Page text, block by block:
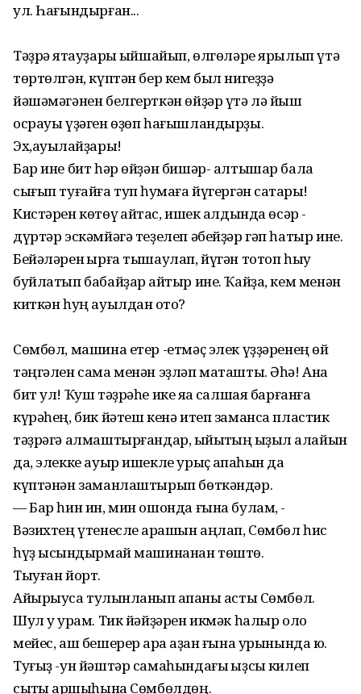
ул. Һағындырған...
Тәҙрә яҡтауҙары ҡыйшайып, өлгөләре ярылып үтә
төртөлгән, күптән бер кем был нигеҙҙә
йәшәмәгәнен белгерткән өйҙәр үтә лә йыш
осрауы үҙәген өҙөп һағышландырҙы.
Эх,ауылҡайҙары!
Бар ине бит һәр өйҙән бишәр- алтышар бала
сығып туғайға туп һуҡмаға йүгергән саҡтары!
Кистәрен көтөү ҡайтҡас, ишек алдында өсәр -
дүртәр эскәмйәгә теҙелеп әбейҙәр гәп һатыр ине.
Бейәләрен ҡырға тышаулап, йүгән тотоп һыу
буйлатып бабайҙар ҡайтыр ине. Ҡайҙа, кем менән
киткән һуң ауылдан ҡото?
Сөмбөл, машина етер -етмәҫ элек үҙҙәренең өй
тәңгәлен сама менән эҙләп маташты. Әһә! Ана
бит ул! Ҡуш тәҙрәһе ике яҡҡа салшая барғанға
күрәһең, бик йәтеш кенә итеп заманса пластик
тәҙрәгә алмаштырғандар, ҡыйыҡтың ҡыҙыл ҡалайын
да, элекке ауыр ишекле урыҫ ҡапҡаһын да
күптәнән заманлаштырып бөткәндәр.
— Бар һин ин, мин ошонда ғына булам, -
Вәзихтең үтенесле ҡарашын аңлап, Сөмбөл һис
һүҙ ысҡындырмай машинанан төштө.
Тыуған йорт.
Айырыуса тулҡынланып ҡапҡаны асты Сөмбөл.
Шул уҡ урам. Тик йәйҙәрен икмәк һалыр оло
мейес, аш бешерер ҡара ҡаҙан ғына урынында юҡ.
Туғыҙ -ун йәштәр самаһындағы ҡыҙсыҡ килеп
сыҡты ҡаршыһына Сөмбөлдөң.